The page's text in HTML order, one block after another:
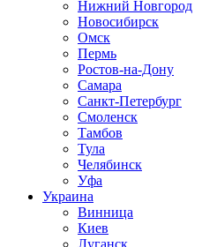
Нижний Новгород
Новосибирск
Омск
Пермь
Ростов-на-Дону
Самара
Санкт-Петербург
Смоленск
Тамбов
Тула
Челябинск
Уфа
Украина
Винница
Киев
Луганск